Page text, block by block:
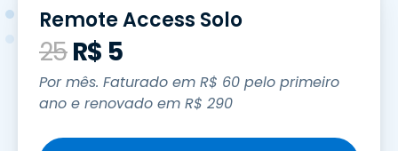
Remote Access Solo
25R$ 5
Por mês. Faturado em R$ 60 pelo primeiro
ano e renovado em R$ 290